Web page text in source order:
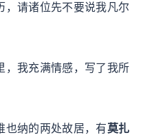
，请诸位先不要说我凡尔
，我充满情感，写了我所
也纳的两处故居，有莫扎